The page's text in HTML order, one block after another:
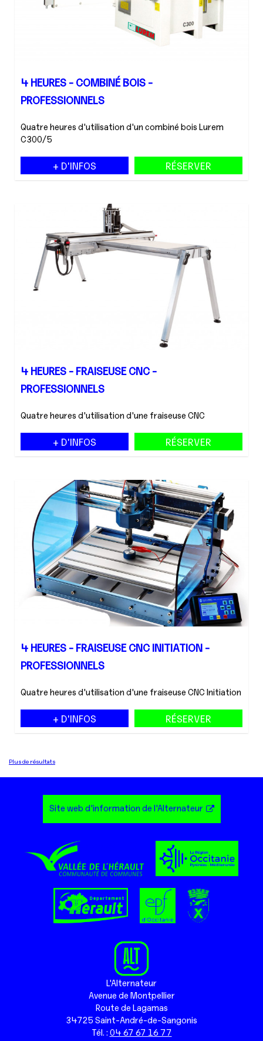
4 HEURES - COMBINÉ BOIS -
PROFESSIONNELS
Quatre heures d'utilisation d'un combiné bois Lurem
C300/5
RÉSERVER
+ D'INFOS
4 HEURES - FRAISEUSE CNC -
PROFESSIONNELS
Quatre heures d'utilisation d'une fraiseuse CNC
RÉSERVER
+ D'INFOS
4 HEURES - FRAISEUSE CNC INITIATION -
PROFESSIONNELS
Quatre heures d'utilisation d'une fraiseuse CNC Initiation
RÉSERVER
+ D'INFOS
Plus de résultats
L'Alternateur
Avenue de Montpellier
Route de Lagamas
34725 Saint-André-de-Sangonis
Tél. : 04 67 67 16 77
Site web d'information de l'Alternateur